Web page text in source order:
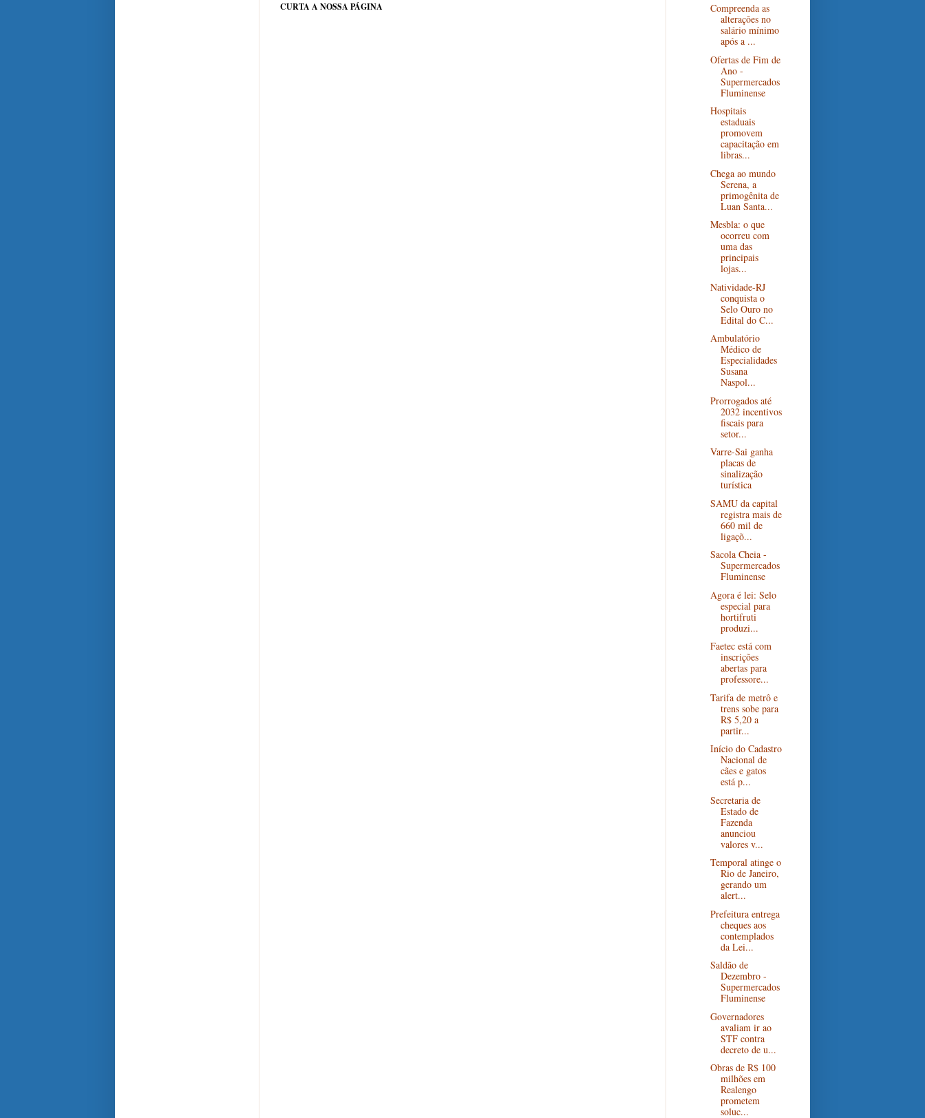
CURTA A NOSSA PÁGINA
Compreenda as
alterações no
salário mínimo
após a ...
Ofertas de Fim de
Ano -
Supermercados
Fluminense
Hospitais
estaduais
promovem
capacitação em
libras...
Chega ao mundo
Serena, a
primogênita de
Luan Santa...
Mesbla: o que
ocorreu com
uma das
principais
lojas...
Natividade-RJ
conquista o
Selo Ouro no
Edital do C...
Ambulatório
Médico de
Especialidades
Susana
Naspol...
Prorrogados até
2032 incentivos
fiscais para
setor...
Varre-Sai ganha
placas de
sinalização
turística
SAMU da capital
registra mais de
660 mil de
ligaçõ...
Sacola Cheia -
Supermercados
Fluminense
Agora é lei: Selo
especial para
hortifruti
produzi...
Faetec está com
inscrições
abertas para
professore...
Tarifa de metrô e
trens sobe para
R$ 5,20 a
partir...
Início do Cadastro
Nacional de
cães e gatos
está p...
Secretaria de
Estado de
Fazenda
anunciou
valores v...
Temporal atinge o
Rio de Janeiro,
gerando um
alert...
Prefeitura entrega
cheques aos
contemplados
da Lei...
Saldão de
Dezembro -
Supermercados
Fluminense
Governadores
avaliam ir ao
STF contra
decreto de u...
Obras de R$ 100
milhões em
Realengo
prometem
soluc...